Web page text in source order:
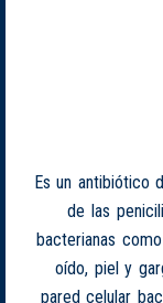
Es un antibiótico
de las
bacterianas
oído, piel y
pared celular